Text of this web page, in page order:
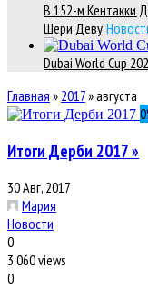
В 152-м Кентакки
Шери Деву
Dubai World Cup
Главная » 2017»августа
0
Итоги Дерби 2017 »
30 Авг, 2017
Мария
Новости
0
3 060 views
0